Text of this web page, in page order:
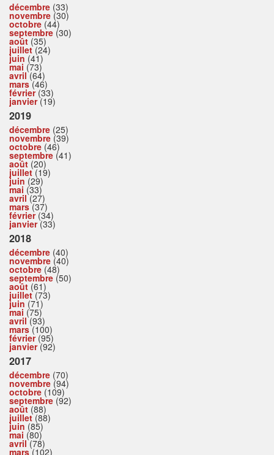
décembre (33)
novembre (30)
octobre (44)
septembre (30)
août (35)
juillet(24)
juin (41)
mai (73)
avril(64)
mars(46)
février(33)
janvier(19)
2019
décembre (25)
novembre (39)
octobre (46)
septembre (41)
août (20)
juillet(19)
juin (29)
mai (33)
avril(27)
mars(37)
février(34)
janvier(33)
2018
décembre (40)
novembre (40)
octobre (48)
septembre (50)
août (61)
juillet(73)
juin (71)
mai (75)
avril(93)
mars(100)
février(95)
janvier(92)
2017
décembre (70)
novembre (94)
octobre (109)
septembre (92)
août (88)
juillet(88)
juin (85)
mai (80)
avril(78)
mars(102)